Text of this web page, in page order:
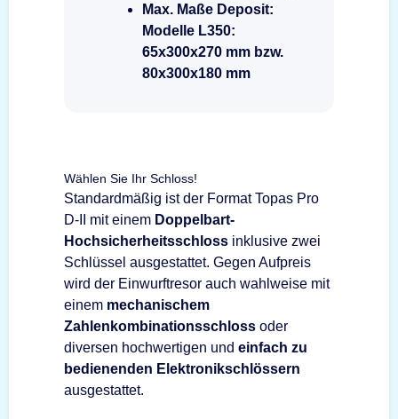
Max. Maße Deposit:
Modelle L350:
65x300x270 mm bzw.
80x300x180 mm
Wählen Sie Ihr Schloss!
Standardmäßig ist der Format Topas Pro
D-II mit einem Doppelbart-
Hochsicherheitsschloss inklusive zwei
Schlüssel ausgestattet. Gegen Aufpreis
wird der Einwurftresor auch wahlweise mit
einem mechanischem
Zahlenkombinationsschloss oder
diversen hochwertigen und einfach zu
bedienenden Elektronikschlössern
ausgestattet.